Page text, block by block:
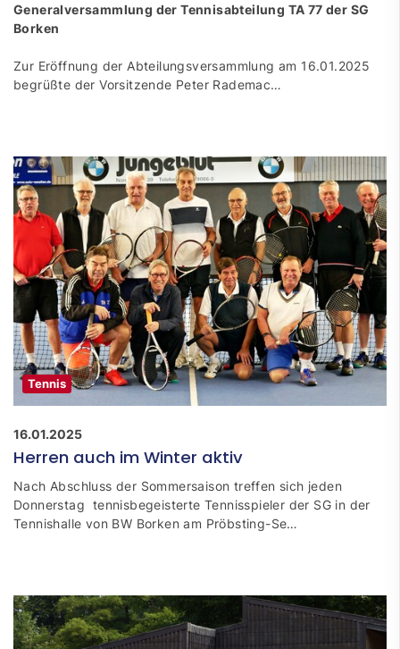
Generalversammlung der Tennisabteilung TA 77 der SG
Borken
Zur Eröffnung der Abteilungsversammlung am 16.01.2025
begrüßte der Vorsitzende Peter Rademac…
Tennis
16.01.2025
Herren auch im Winter aktiv
Nach Abschluss der Sommersaison treffen sich jeden
Donnerstag tennisbegeisterte Tennisspieler der SG in der
Tennishalle von BW Borken am Pröbsting-Se…